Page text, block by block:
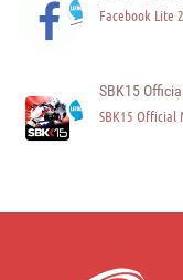
Facebook Lite
SBK15
SBK15 Official